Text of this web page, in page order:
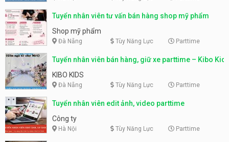
Tuyển nhân viên tư vấn bán hàng shop mỹ phẩm
Shop mỹ phẩm
Đà Nẵng Tùy Năng Lực Parttime
Tuyển nhân viên bán hàng, giữ xe parttime – Kibo Kid
KIBO KIDS
Đà Nẵng Tùy Năng Lực Parttime
Tuyển nhân viên edit ảnh, video parttime
Công ty
Hà Nội Tùy Năng Lực Parttime